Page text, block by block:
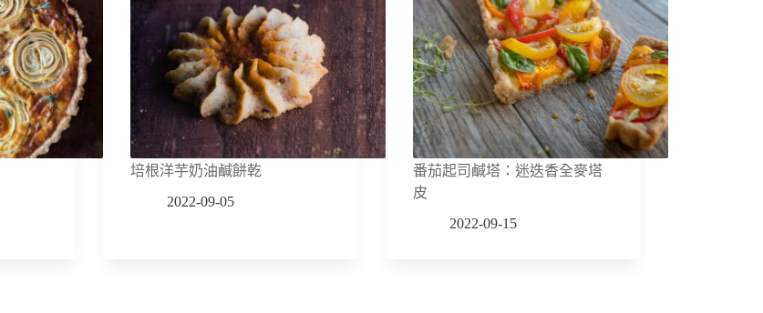
培根洋芋奶油鹹餅乾
2022-09-05
番茄起司鹹塔：迷迭香全麥塔
皮
2022-09-15